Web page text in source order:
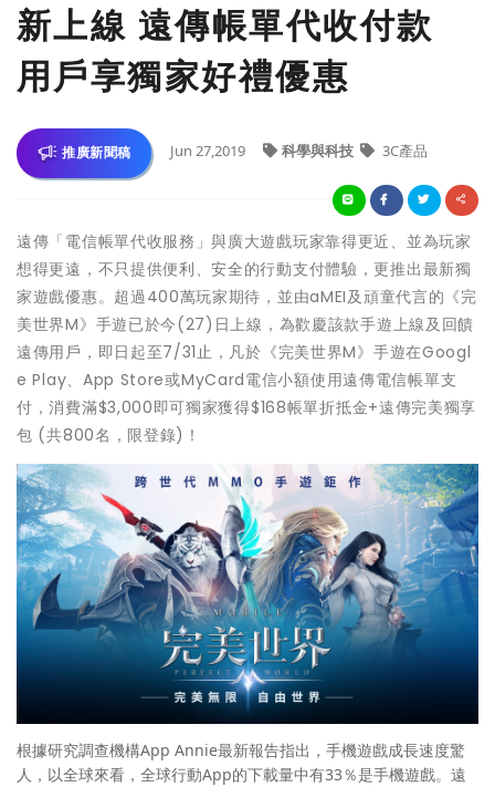
新上線 遠傳帳單代收付款
用戶享獨家好禮優惠
推廣新聞稿 Jun 27,2019 科學與科技 3C產品
遠傳「電信帳單代收服務」與廣大遊戲玩家靠得更近、並為玩家
想得更遠，不只提供便利、安全的行動支付體驗，更推出最新獨
家遊戲優惠。超過400萬玩家期待，並由aMEI及頑童代言的《完
美世界M》手遊已於今(27)日上線，為歡慶該款手遊上線及回饋
遠傳用戶，即日起至7/31止，凡於《完美世界M》手遊在Googl
e Play、App Store或MyCard電信小額使用遠傳電信帳單支
付，消費滿$3,000即可獨家獲得$168帳單折抵金+遠傳完美獨享
包 (共800名，限登錄)！
根據研究調查機構App Annie最新報告指出，手機遊戲成長速度驚
人，以全球來看，全球行動App的下載量中有33％是手機遊戲。遠